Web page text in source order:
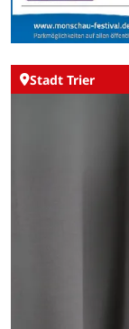
Stadt Trier